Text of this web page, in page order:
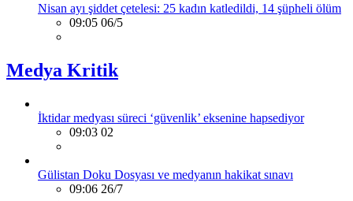
Nisan ayı şiddet çetelesi: 25 kadın katledildi, 14 şüpheli ölüm
09:05 06/5
Medya Kritik
İktidar medyası süreci ‘güvenlik’ eksenine hapsediyor
09:03 02
Gülistan Doku Dosyası ve medyanın hakikat sınavı
09:06 26/7